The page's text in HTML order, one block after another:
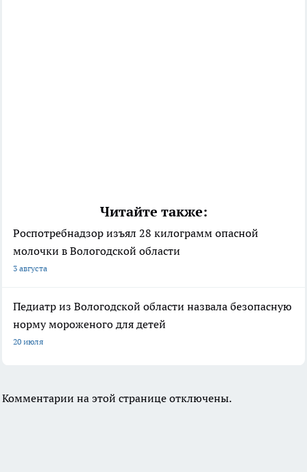
Читайте также:
Роспотребнадзор изъял 28 килограмм опасной
молочки в Вологодской области
3 августа
Педиатр из Вологодской области назвала безопасную
норму мороженого для детей
20 июля
Комментарии на этой странице отключены.